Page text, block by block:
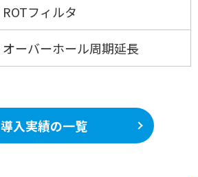
ROTフィルタ
オーバーホール周期延長
導入実績の一覧